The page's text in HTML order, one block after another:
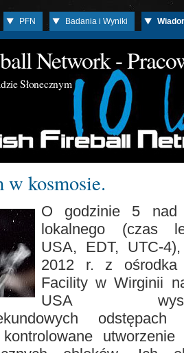
PFN Badania i Wyniki
Network -
Słonecznym
kosmosie.
O godzinie 5 nad
lokalnego (czas
USA, EDT, UTC-
2012 r. z ośrodka
Facility w Wirginii
USA
kontrolowane